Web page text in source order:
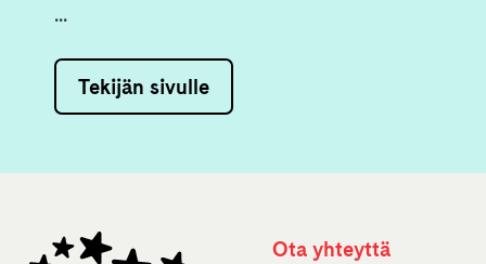
...
Tekijän sivulle
Ota yhteyttä